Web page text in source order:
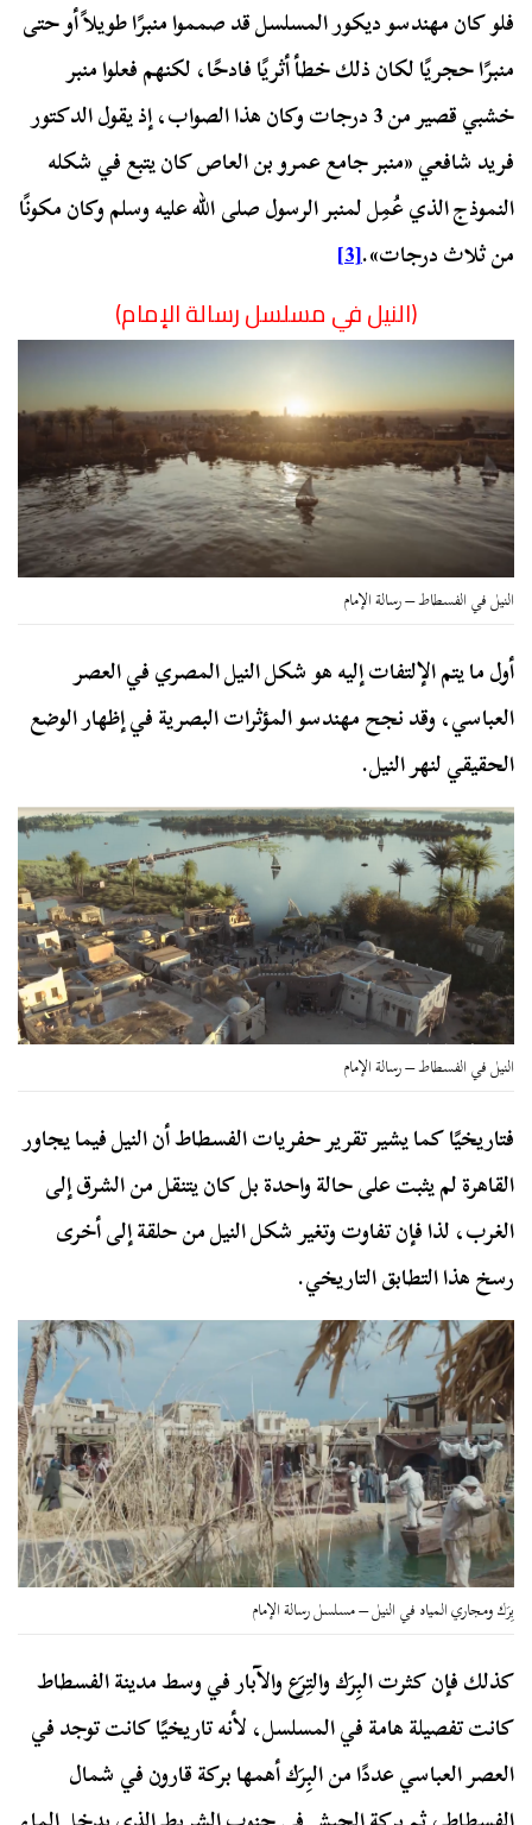
فلو كان مهندسو ديكور المسلسل قد صمموا منبرًا طويلاً أو حتى
منبرًا حجريًا لكان ذلك خطأ أثريًا فادحًا، لكنهم فعلوا منبر
خشبي قصير من 3 درجات وكان هذا الصواب، إذ يقول الدكتور
فريد شافعي «منبر جامع عمرو بن العاص كان يتبع في شكله
النموذج الذي عُمِل لمنبر الرسول صلى الله عليه وسلم وكان مكونًا
من ثلاث درجات».[3]
(النيل في مسلسل رسالة الإمام)
النيل في الفسطاط – رسالة الإمام
أول ما يتم الإلتفات إليه هو شكل النيل المصري في العصر
العباسي، وقد نجح مهندسو المؤثرات البصرية في إظهار الوضع
الحقيقي لنهر النيل.
النيل في الفسطاط – رسالة الإمام
فتاريخيًا كما يشير تقرير حفريات الفسطاط أن النيل فيما يجاور
القاهرة لم يثبت على حالة واحدة بل كان يتنقل من الشرق إلى
الغرب، لذا فإن تفاوت وتغير شكل النيل من حلقة إلى أخرى
رسخ هذا التطابق التاريخي.
بِرَك ومجاري المياه في النيل – مسلسل رسالة الإمام
كذلك فإن كثرت البِرَك والتِرَع والآبار في وسط مدينة الفسطاط
كانت تفصيلة هامة في المسلسل، لأنه تاريخيًا كانت توجد في
العصر العباسي عددًا من البِرَك أهمها بركة قارون في شمال